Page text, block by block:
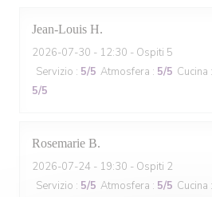
Jean-Louis H
2026-07-30 - 12:30 - Ospiti 5
Servizio : 5/5 Atmosfera : 5/5 Cucina :
5/5
Rosemarie B
2026-07-24 - 19:30 - Ospiti 2
Servizio : 5/5 Atmosfera : 5/5 Cucina :